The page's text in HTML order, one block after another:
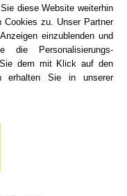
alles selbst, wenn ich
wenn ich um Hilfe
ein Kabel
gebaut, damit er es
Horror. Neben ihm
kann gleichzeitig aber
diese Website weiterhin
Cookies zu. Unser Partner
einzublenden und
die Personalisierungs-
dem mit Klick auf den
erhalten Sie in unserer